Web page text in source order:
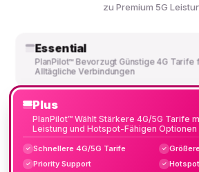
zu Premium 5G
Essential
PlanPilot™ Bevorzugt Günstige 4G Tarife
Alltägliche Verbindungen
Plus
PlanPilot™ Wählt Stärkere 4G/5G Tarife
Leistung und Hotspot-Fähigen Optionen
✓ Schnellere 4G/5G Tarife ✓
✓ Priority Support ✓